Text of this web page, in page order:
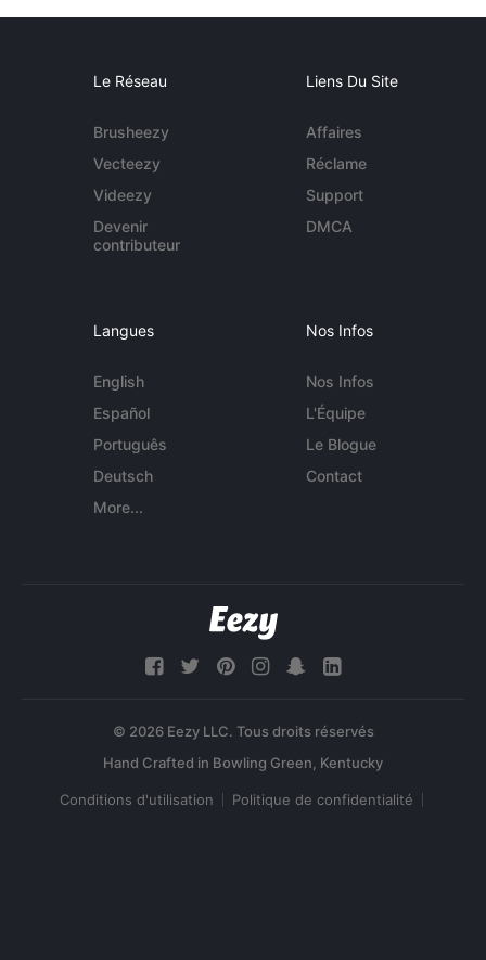
Le Réseau
Brusheezy
Vecteezy
Videezy
Devenir
contributeur
Liens Du Site
Affaires
Réclame
Support
DMCA
Langues
English
Español
Português
Deutsch
More...
Nos Infos
Nos Infos
L'Équipe
Le Blogue
Contact
© 2026 Eezy LLC. Tous droits réservés
Conditions d'utilisation Politique de confidentialité